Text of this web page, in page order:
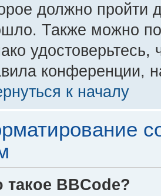
должно пройти
Также можно
конференции,
к началу
такое BBCode?